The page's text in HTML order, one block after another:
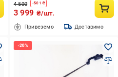
4 500 -501 ₴
3 999 ₴/шт.
Привеземо Доставимо